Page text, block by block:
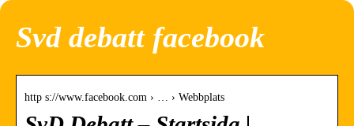
Svd debatt facebook
http s://www.facebook.com › … › Webbplats